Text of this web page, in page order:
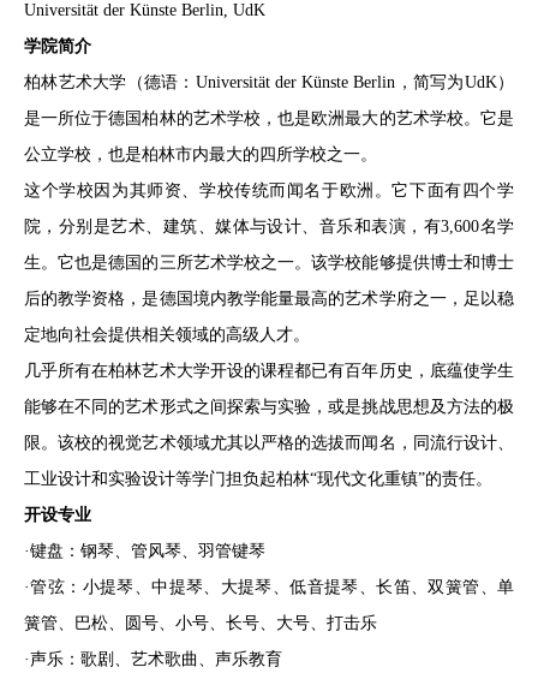
Universität der Künste Berlin, UdK
学院简介
柏林艺术大学（德语：Universität der Künste Berlin，简写为UdK）
是一所位于德国柏林的艺术学校，也是欧洲最大的艺术学校。它是
公立学校，也是柏林市内最大的四所学校之一。
这个学校因为其师资、学校传统而闻名于欧洲。它下面有四个学
院，分别是艺术、建筑、媒体与设计、音乐和表演，有3,600名学
生。它也是德国的三所艺术学校之一。该学校能够提供博士和博士
后的教学资格，是德国境内教学能量最高的艺术学府之一，足以稳
定地向社会提供相关领域的高级人才。
几乎所有在柏林艺术大学开设的课程都已有百年历史，底蕴使学生
能够在不同的艺术形式之间探索与实验，或是挑战思想及方法的极
限。该校的视觉艺术领域尤其以严格的选拔而闻名，同流行设计、
工业设计和实验设计等学门担负起柏林“现代文化重镇”的责任。
开设专业
·键盘：钢琴、管风琴、羽管键琴
·管弦：小提琴、中提琴、大提琴、低音提琴、长笛、双簧管、单
簧管、巴松、圆号、小号、长号、大号、打击乐
·声乐：歌剧、艺术歌曲、声乐教育